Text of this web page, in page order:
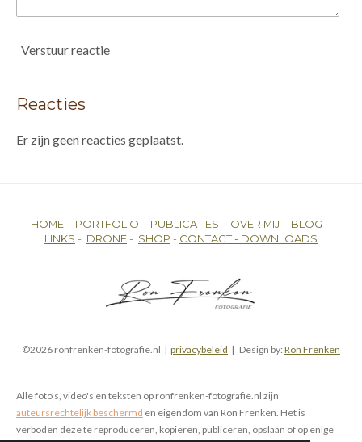
Verstuur reactie
Reacties
Er zijn geen reacties geplaatst.
HOME - PORTFOLIO - PUBLICATIES - OVER MIJ - BLOG -
LINKS - DRONE - SHOP - CONTACT - DOWNLOADS
©2026 ronfrenken-fotografie.nl | privacybeleid | Design by: Ron Frenken
Alle foto's, video's en teksten op ronfrenken-fotografie.nl zijn
auteursrechtelijk beschermd en eigendom van Ron Frenken. Het is
verboden deze te reproduceren, kopiëren, publiceren, opslaan of op enige